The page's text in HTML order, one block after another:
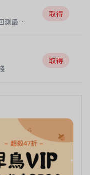
測最佳
取得
取得